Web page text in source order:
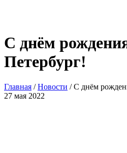
С днём
Петербург!
Главная /Новости /С днём
27 мая 2022